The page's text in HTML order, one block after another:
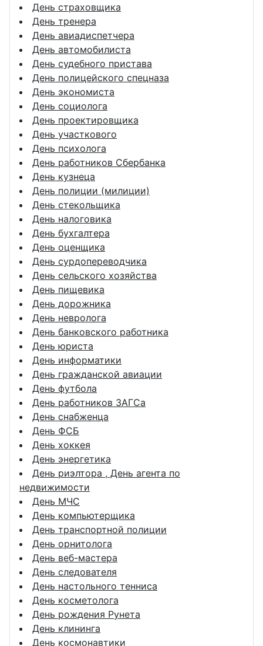
День страховщика
День тренера
День авиадиспетчера
День автомобилиста
День судебного пристава
День полицейского спецназа
День экономиста
День социолога
День проектировщика
День участкового
День психолога
День работников Сбербанка
День кузнеца
День полиции (милиции)
День стекольщика
День налоговика
День бухгалтера
День оценщика
День сурдопереводчика
День сельского хозяйства
День пищевика
День дорожника
День невролога
День банковского работника
День юриста
День информатики
День гражданской авиации
День футбола
День работников ЗАГСа
День снабженца
День ФСБ
День хоккея
День энергетика
День риэлтора , День агента по
недвижимости
День МЧС
День компьютерщика
День транспортной полиции
День орнитолога
День веб-мастера
День следователя
День настольного тенниса
День косметолога
День рождения Рунета
День клининга
День космонавтики